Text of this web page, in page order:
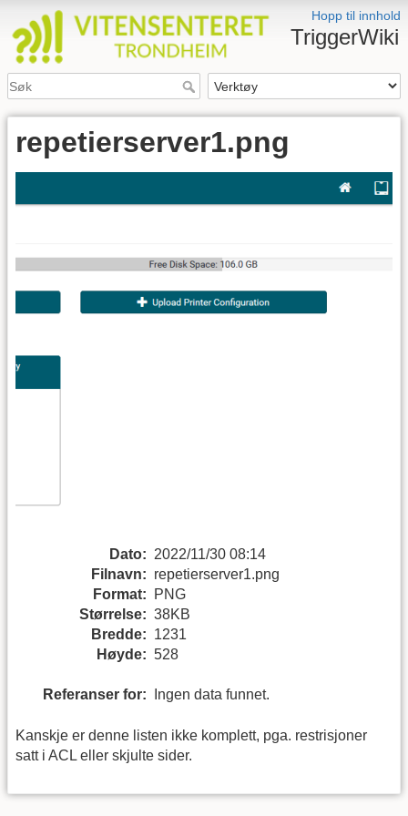
Hopp til innhold
TriggerWiki
repetierserver1.png
Dato: 2022/11/30 08:14
Filnavn: repetierserver1.png
Format:
PNG
Størrelse: 38KB
Bredde: 1231
Høyde: 528
Referanser for: Ingen data funnet.
Kanskje er denne listen ikke komplett, pga. restrisjoner
satt i ACL eller skjulte sider.